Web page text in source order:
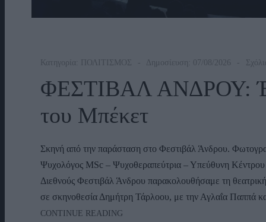
Κατηγορία: ΠΟΛΙΤΙΣΜΟΣ Δημοσίευση: 07/08/2026
ΦΕΣΤΙΒΑΛ ΑΝΔΡΟΥ:
του Μπέκετ
Σκηνή από την παράσταση στο Φεστιβάλ Άνδρου.
Ψυχολόγος ΜSc – Ψυχοθεραπεύτρια – Υπεύθυνη Κέντρου
Διεθνούς Φεστιβάλ Άνδρου παρακολουθήσαμε τη
σε σκηνοθεσία Δημήτρη Τάρλοου, με την Αγλαΐα Παππά
CONTINUE READING